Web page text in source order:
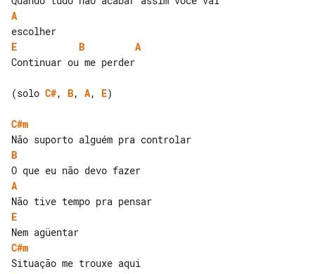
A
E
B
A
Continuar ou me perder
(solo C#, B, A, E)
C#m
B
A
E
C#m